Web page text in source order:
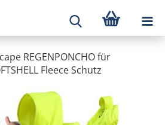
REGENPONCHO für
Fleece Schutz